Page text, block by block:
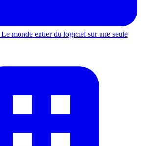
Le monde entier du logiciel sur une seule